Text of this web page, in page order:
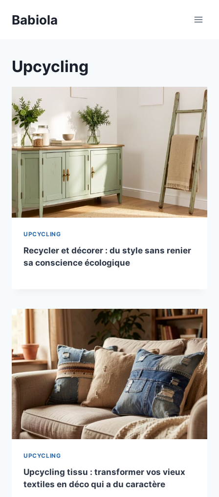
Babiola
Upcycling
UPCYCLING
Recycler et décorer : du style sans renier
sa conscience écologique
UPCYCLING
Upcycling tissu : transformer vos vieux
textiles en déco qui a du caractère